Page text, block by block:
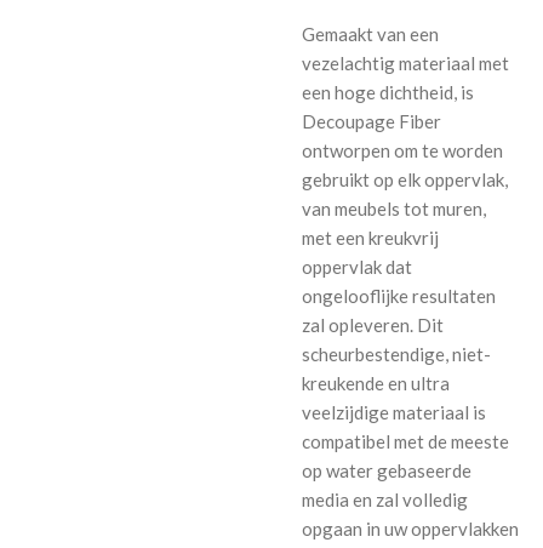
Gemaakt van een
vezelachtig materiaal met
een hoge dichtheid, is
Decoupage Fiber
ontworpen om te worden
gebruikt op elk oppervlak,
van meubels tot muren,
met een kreukvrij
oppervlak dat
ongelooflijke resultaten
zal opleveren. Dit
scheurbestendige, niet-
kreukende en ultra
veelzijdige materiaal is
compatibel met de meeste
op water gebaseerde
media en zal volledig
opgaan in uw oppervlakken